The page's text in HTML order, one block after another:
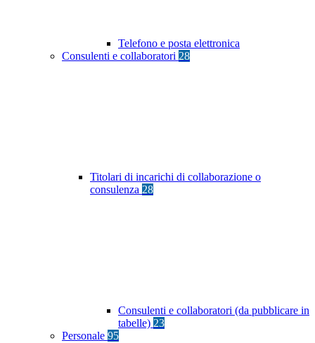
Telefono e posta elettronica
Consulenti e collaboratori 28
Titolari di incarichi di collaborazione o
consulenza 28
Consulenti e collaboratori (da pubblicare in
tabelle) 23
Personale 95